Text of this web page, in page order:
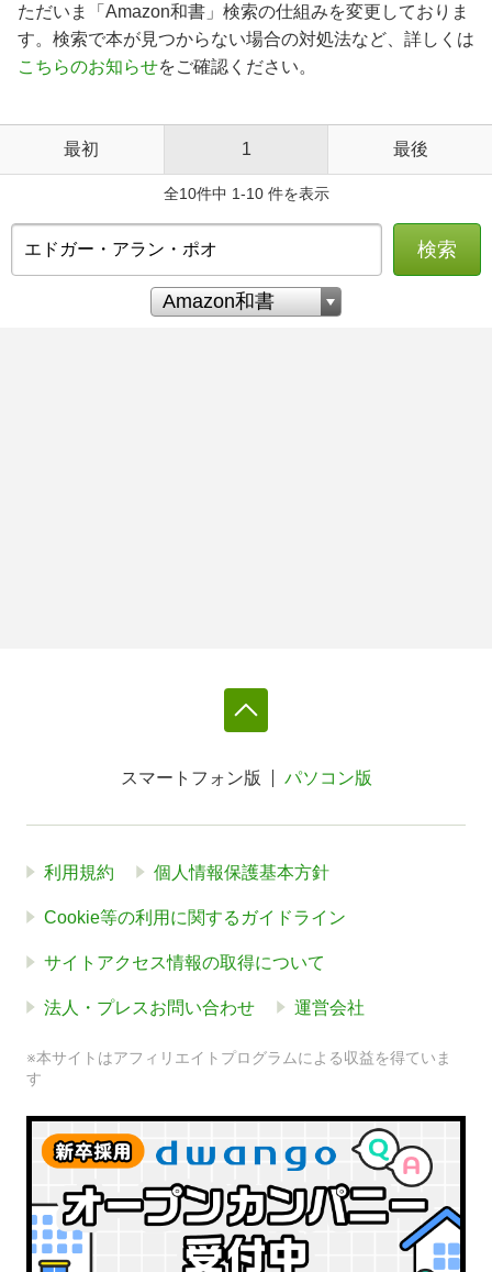
ただいま「Amazon和書」検索の仕組みを変更しておりま
す。検索で本が見つからない場合の対処法など、詳しくは
こちらのお知らせをご確認ください。
最初 1 最後
全10件中 1-10 件を表示
検索
スマートフォン版 パソコン版
利用規約 個人情報保護基本方針
Cookie等の利用に関するガイドライン
サイトアクセス情報の取得について
法人・プレスお問い合わせ 運営会社
※本サイトはアフィリエイトプログラムによる収益を得ていま
す